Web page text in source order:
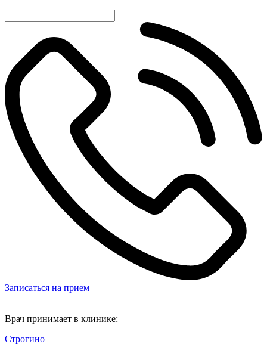
Записаться на прием
Врач принимает в клинике:
Строгино